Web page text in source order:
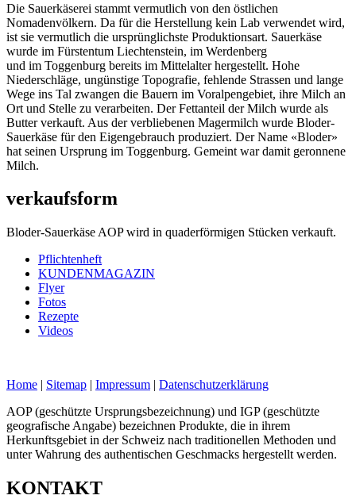
Die Sauerkäserei stammt vermutlich von den östlichen
Nomadenvölkern. Da für die Herstellung kein Lab verwendet wird,
ist sie vermutlich die ursprünglichste Produktionsart. Sauerkäse
wurde im Fürstentum Liechtenstein, im Werdenberg
und im Toggenburg bereits im Mittelalter hergestellt. Hohe
Niederschläge, ungünstige Topografie, fehlende Strassen und lange
Wege ins Tal zwangen die Bauern im Voralpengebiet, ihre Milch an
Ort und Stelle zu verarbeiten. Der Fettanteil der Milch wurde als
Butter verkauft. Aus der verbliebenen Magermilch wurde Bloder-
Sauerkäse für den Eigengebrauch produziert. Der Name «Bloder»
hat seinen Ursprung im Toggenburg. Gemeint war damit geronnene
Milch.
verkaufsform
Bloder-Sauerkäse AOP wird in quaderförmigen Stücken verkauft.
Pflichtenheft
KUNDENMAGAZIN
Flyer
Fotos
Rezepte
Videos
Home | Sitemap | Impressum | Datenschutzerklärung
AOP (geschützte Ursprungsbezeichnung) und IGP (geschützte
geografische Angabe) bezeichnen Produkte, die in ihrem
Herkunftsgebiet in der Schweiz nach traditionellen Methoden und
unter Wahrung des authentischen Geschmacks hergestellt werden.
KONTAKT